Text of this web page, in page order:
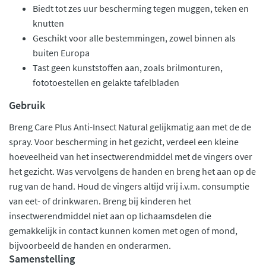
Biedt tot zes uur bescherming tegen muggen, teken en
knutten
Geschikt voor alle bestemmingen, zowel binnen als
buiten Europa
Tast geen kunststoffen aan, zoals brilmonturen,
fototoestellen en gelakte tafelbladen
Gebruik
Breng Care Plus Anti-Insect Natural gelijkmatig aan met de de
spray. Voor bescherming in het gezicht, verdeel een kleine
hoeveelheid van het insectwerendmiddel met de vingers over
het gezicht. Was vervolgens de handen en breng het aan op de
rug van de hand. Houd de vingers altijd vrij i.v.m. consumptie
van eet- of drinkwaren. Breng bij kinderen het
insectwerendmiddel niet aan op lichaamsdelen die
gemakkelijk in contact kunnen komen met ogen of mond,
bijvoorbeeld de handen en onderarmen.
Samenstelling